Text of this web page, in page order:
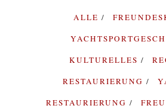
ALLE
KULTURELLES
RESTAURIERUNG
RESTAURIERUNG